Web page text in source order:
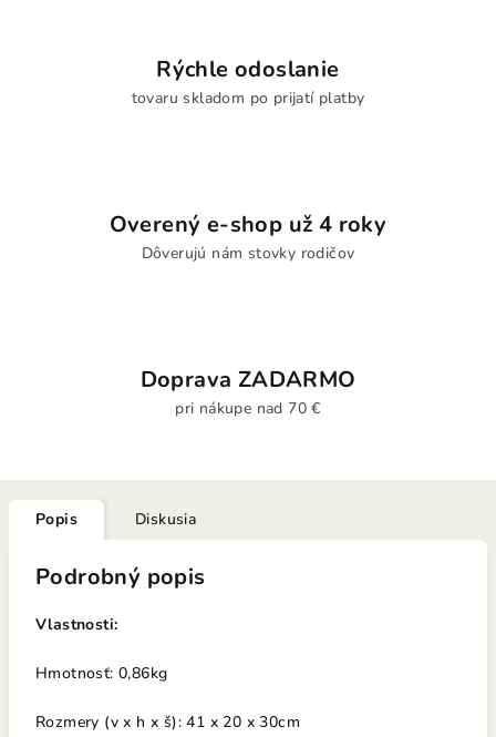
Rýchle odoslanie
tovaru skladom po prijatí platby
Overený e-shop už 4 roky
Dôverujú nám stovky rodičov
Doprava ZADARMO
pri nákupe nad 70 €
Popis Diskusia
Podrobný popis
Vlastnosti:
Hmotnosť: 0,86kg
Rozmery (v x h x š): 41 x 20 x 30cm